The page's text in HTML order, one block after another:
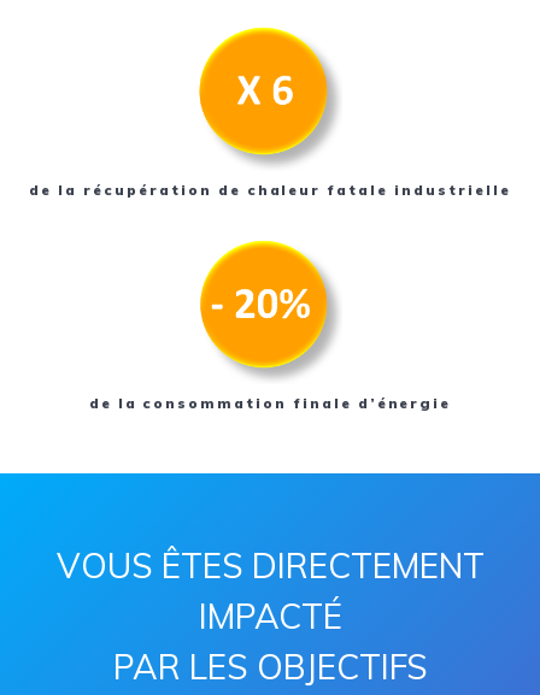
de la récupération de chaleur fatale industrielle
de la consommation finale d’énergie
VOUS ÊTES DIRECTEMENT
IMPACTÉ
PAR LES OBJECTIFS